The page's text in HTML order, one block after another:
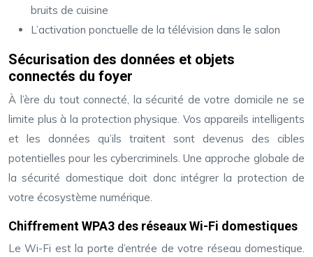
bruits de cuisine
L’activation ponctuelle de la télévision dans le salon
Sécurisation des données et objets
connectés du foyer
À l’ère du tout connecté, la sécurité de votre domicile ne se
limite plus à la protection physique. Vos appareils intelligents
et les données qu’ils traitent sont devenus des cibles
potentielles pour les cybercriminels. Une approche globale de
la sécurité domestique doit donc intégrer la protection de
votre écosystème numérique.
Chiffrement WPA3 des réseaux Wi-Fi domestiques
Le Wi-Fi est la porte d’entrée de votre réseau domestique.